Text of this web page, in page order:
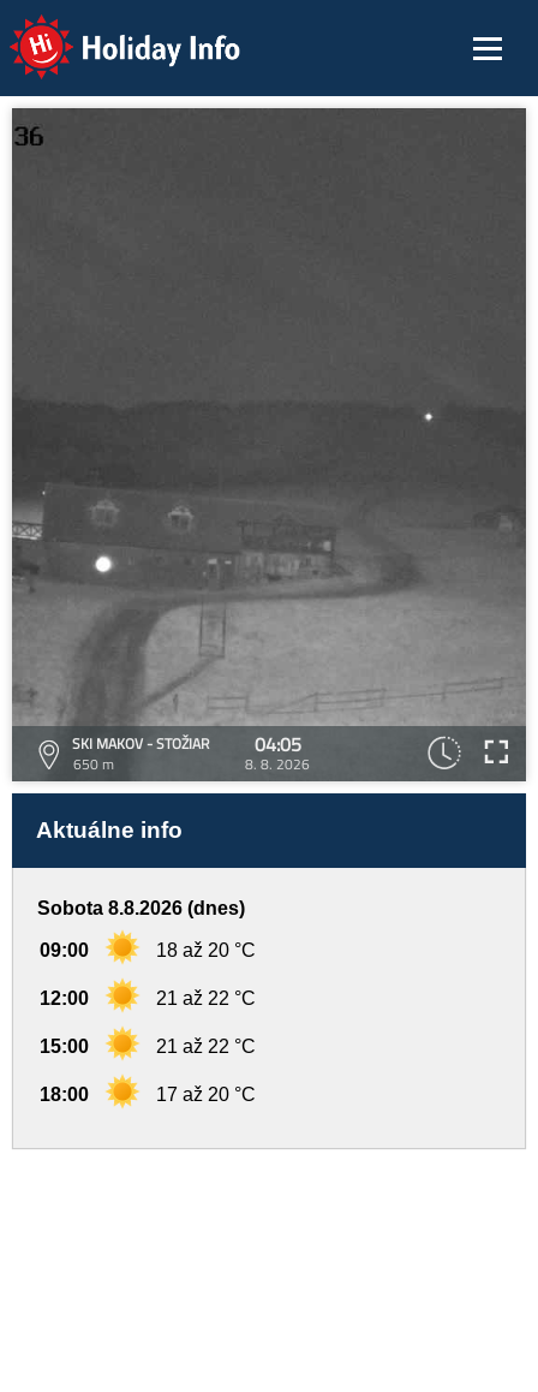
Holiday Info
SKI MAKOV - STOŽIAR
650 m
04:05
8. 8. 2026
Aktuálne info
Sobota 8.8.2026 (dnes)
09:00 18 až 20 °C
12:00 21 až 22 °C
15:00 21 až 22 °C
18:00 17 až 20 °C